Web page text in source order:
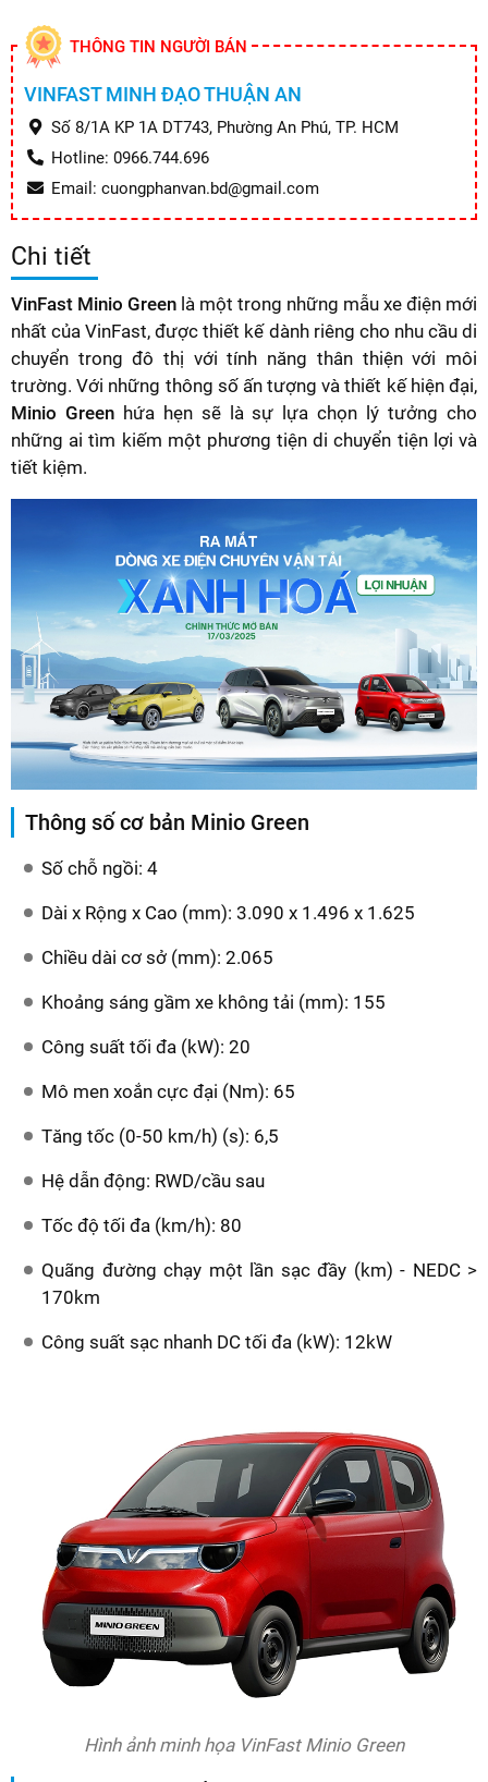
THÔNG TIN NGƯỜI BÁN
VINFAST MINH ĐẠO THUẬN AN
Số 8/1A KP 1A DT743, Phường An Phú, TP. HCM
Hotline: 0966.744.696
Email: cuongphanvan.bd@gmail.com
Chi tiết
VinFast Minio Green là một trong những mẫu xe điện mới
nhất của VinFast, được thiết kế dành riêng cho nhu cầu di
chuyển trong đô thị với tính năng thân thiện với môi
trường. Với những thông số ấn tượng và thiết kế hiện đại,
Minio Greenhứa hẹn sẽ là sự lựa chọn lý tưởng cho
những ai tìm kiếm một phương tiện di chuyển tiện lợi và
tiết kiệm.
Thông số cơ bản Minio Green
Số chỗ ngồi: 4
Dài x Rộng x Cao (mm): 3.090 x 1.496 x 1.625
Chiều dài cơ sở (mm): 2.065
Khoảng sáng gầm xe không tải (mm): 155
Công suất tối đa (kW): 20
Mô men xoắn cực đại (Nm): 65
Tăng tốc (0-50 km/h) (s): 6,5
Hệ dẫn động: RWD/cầu sau
Tốc độ tối đa (km/h): 80
Quãng đường chạy một lần sạc đầy (km) - NEDC >
170km
Công suất sạc nhanh DC tối đa (kW): 12kW
Hình ảnh minh họa VinFast Minio Green